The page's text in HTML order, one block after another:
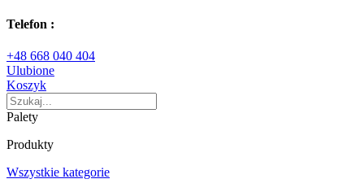
Telefon :
+48 668 040 404
Ulubione
Koszyk
Palety
Produkty
Wszystkie kategorie